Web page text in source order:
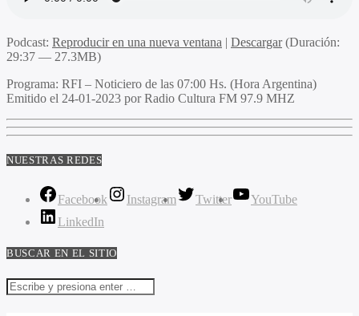
Podcast: Reproducir en una nueva ventana | Descargar(Duración:
29:37 — 27.3MB)
Programa: RFI – Noticiero de las 07:00 Hs. (Hora Argentina)
Emitido el 24-01-2023 por Radio Cultura FM 97.9 MHZ
NUESTRAS REDES
Facebook Instagram Twitter
YouTube
LinkedIn
BUSCAR EN EL SITIO